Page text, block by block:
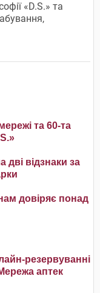
«D.S.» та
та 60-та
дві відзнаки за
довіряє понад
резервуванні
аптек